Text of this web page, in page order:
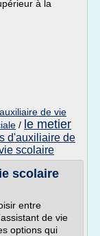
à la
de vie
/ le metier
d'auxiliaire de
scolaire
scolaire
entre
de vie
options qui